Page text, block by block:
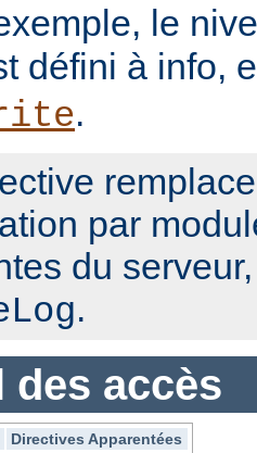
le
défini à info,
.
par
du
.
des accès
Directives Apparentées